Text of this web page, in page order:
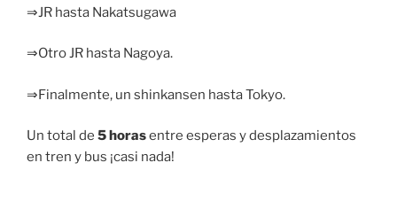
⇒JR hasta Nakatsugawa
⇒Otro JR hasta Nagoya.
⇒Finalmente, un shinkansen hasta Tokyo.
Un total de 5 horasentre esperas y desplazamientos
en tren y bus ¡casi nada!